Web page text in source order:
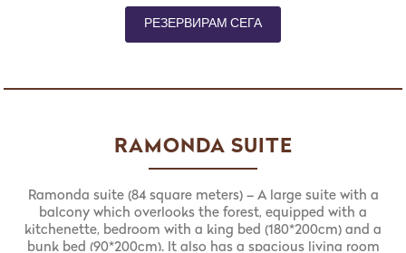
persons (66 square meters). This suite contains a
for two persons.
РЕЗЕРВИРАМ СЕГА
RAMONDA SUITE
Ramonda suite (84 square meters) – A large suite with a
balcony which overlooks the forest, equipped with a
kitchenette, bedroom with a king bed (180*200cm) and a
bunk bed (90*200cm). It also has a spacious living room